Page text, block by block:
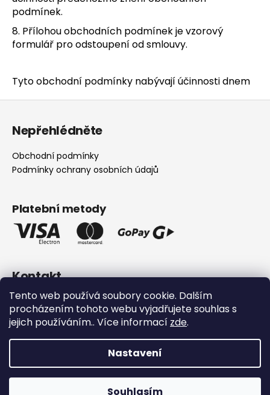
Tento web používá soubory cookie. Dalším
procházením tohoto webu vyjadřujete souhlas s
jejich používáním.. Více informací zde.
Nastavení
Souhlasím
podmínek.
8. Přílohou obchodních podmínek je vzorový
formulář pro odstoupení od smlouvy.
Tyto obchodní podmínky nabývají účinnosti dnem
Z
Nepřehlédněte
Obchodní podmínky
Podmínky ochrany osobních údajů
Platební metody
Kontakt
info@hurraw.cz
+420 606 545 069
Vytvořil Shoptet